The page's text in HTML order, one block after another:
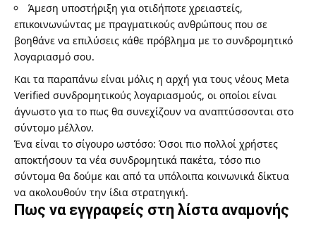
Άμεση υποστήριξη για οτιδήποτε χρειαστείς,
επικοινωνώντας με πραγματικούς ανθρώπους που σε
βοηθάνε να επιλύσεις κάθε πρόβλημα με το συνδρομητικό
λογαριασμό σου.
Και τα παραπάνω είναι μόλις η αρχή για τους νέους Meta
Verified συνδρομητικούς λογαριασμούς, οι οποίοι είναι
άγνωστο για το πως θα συνεχίζουν να αναπτύσσονται στο
σύντομο μέλλον.
Ένα είναι το σίγουρο ωστόσο: Όσοι πιο πολλοί χρήστες
αποκτήσουν τα νέα συνδρομητικά πακέτα, τόσο πιο
σύντομα θα δούμε και από τα υπόλοιπα κοινωνικά δίκτυα
να ακολουθούν την ίδια στρατηγική.
Πως να εγγραφείς στη λίστα αναμονής